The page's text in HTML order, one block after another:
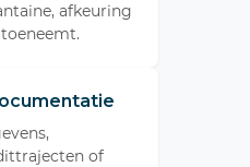
afkeuring
of